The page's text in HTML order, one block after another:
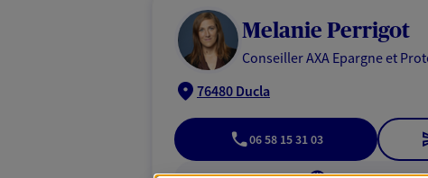
Melanie Perrigot
Conseiller AXA Epargne et
76480 Ducla
06 58 15 31 03